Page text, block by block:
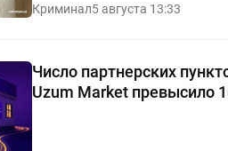
Криминал5 августа 13:33
Число партнерских
Uzum Market превысило